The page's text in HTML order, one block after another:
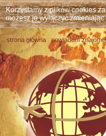
Korzystamy z plików cookies
możesz je wyłączyć
strona główna powiadom